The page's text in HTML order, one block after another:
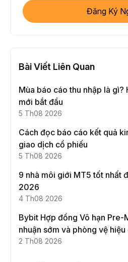
Đăng Ký
Bài Viết Liên Quan
Mùa báo cáo thu nhập là gì?
mới bắt đầu
5 Th08 2026
Cách đọc báo cáo kết quả
giao dịch cổ phiếu
5 Th08 2026
9 nhà môi giới MT5 tốt nhất
2026
4 Th08 2026
Bybit Hợp đồng Vô hạn
nhuận sớm và phòng vệ hiệu
2 Th08 2026